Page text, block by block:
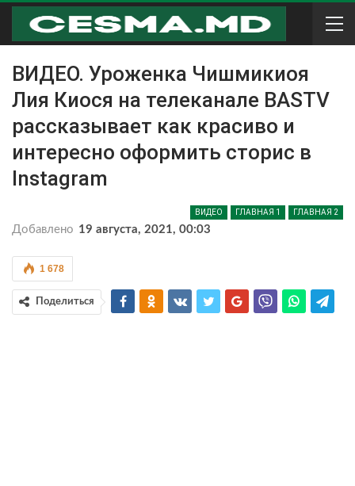
ВИДЕО. Уроженка Чишмикиоя
Лия Киося на телеканале BASTV
рассказывает как красиво и
интересно оформить сторис в
Instagram
ВИДЕО ГЛАВНАЯ 1 ГЛАВНАЯ 2
Добавлено 19 августа, 2021, 00:03
1 678
Поделиться